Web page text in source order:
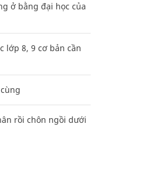
ở bằng đại học của
lớp 8, 9 cơ bản cần
rồi chôn ngồi dưới